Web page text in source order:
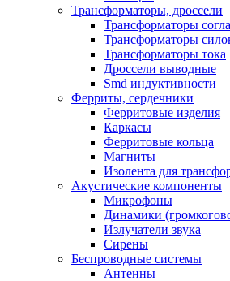
Трансформаторы, дроссели
Трансформаторы
Трансформаторы
Трансформаторы тока
Дроссели выводные
Smd индуктивности
Ферриты, сердечники
Ферритовые изделия
Каркасы
Ферритовые кольца
Магниты
Изолента для
Акустические компоненты
Микрофоны
Динамики
Излучатели звука
Сирены
Беспроводные системы
Антенны